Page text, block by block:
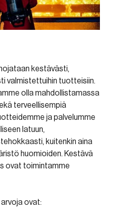
kestävästi,
valmistettuihin tuotteisiin.
olla mahdollistamassa
terveellisempiä
ja palvelumme
latuun,
kuitenkin aina
huomioiden. Kestävä
ovat toimintamme
ovat: